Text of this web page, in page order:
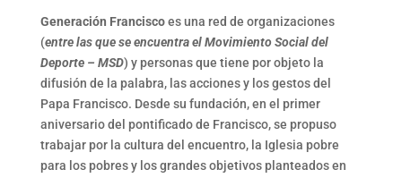
Generación Franciscoes una red de organizaciones
(entre las que se encuentra el Movimiento Social del
Deporte – MSD) y personas que tiene por objeto la
difusión de la palabra, las acciones y los gestos del
Papa Francisco. Desde su fundación, en el primer
aniversario del pontificado de Francisco, se propuso
trabajar por la cultura del encuentro, la Iglesia pobre
para los pobres y los grandes objetivos planteados en